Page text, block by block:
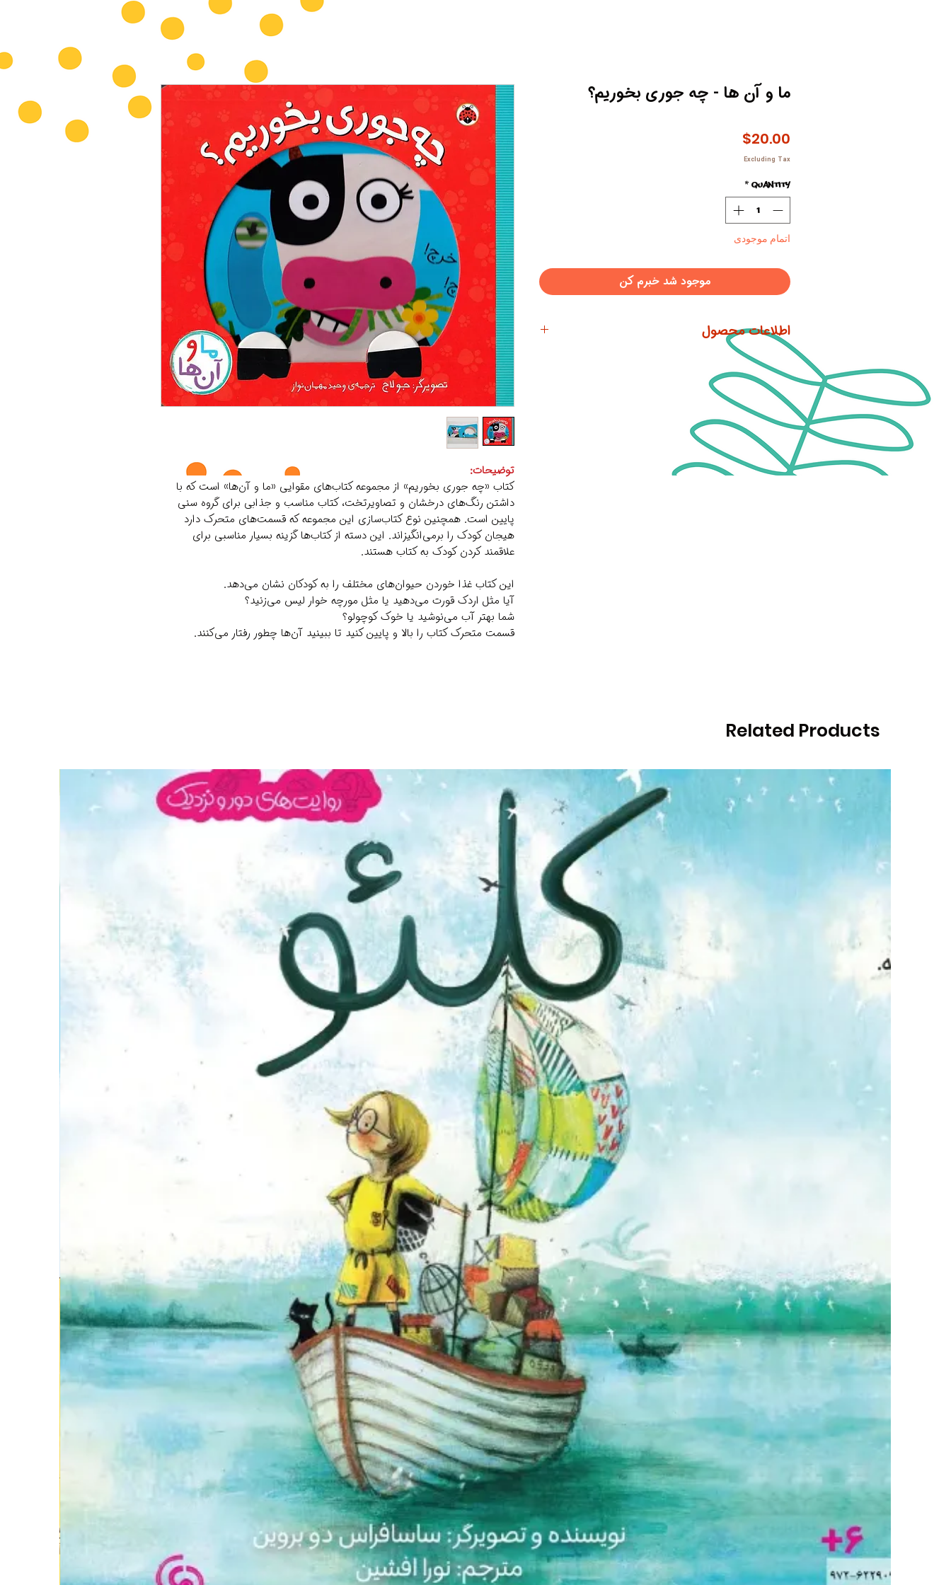
توضیحات:
کتاب «چه جوری بخوریم» از مجموعه کتاب­‌های مقوایی «ما و آن‌­ها» است که با
داشتن رنگ­‌های درخشان و تصاویرتخت، کتاب مناسب و جذابی برای گروه سنی
پایین است. همچنین نوع کتاب‌سازی این مجموعه که قسمت‌های متحرک دارد
هیجان کودک را برمی­‌انگیزاند. این دسته از کتاب‌­ها گزینه بسیار مناسبی برای
علاقمند کردن کودک به کتاب هستند.
این کتاب غذا خوردن حیوان­‌های مختلف را به کودکان نشان می­‌دهد.
آیا مثل اردک قورت می­‌دهید یا مثل مورچه خوار لیس می­‌زنید؟
شما بهتر آب می­‌نوشید یا خوک کوچولو؟
قسمت متحرک کتاب را بالا و پایین کنید تا ببینید آن­‌ها چطور رفتار می‌­کنند.
ما و آن ها - چه جوری بخوریم؟
$20.00
Excluding Tax
Quantity
*
اتمام موجودی
موجود شد خبرم کن
اطلاعات محصول
بازه سنی: ۰ تا ۶ سال
ناشر: شهر قلم
مؤلف: جولاج
مترجم: وحید مهمان نواز
تصویرگر: جولاج
نوع جلد: شومیز
تعداد صفحات: ۸
Related Products